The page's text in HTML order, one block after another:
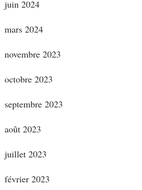
juin 2024
mars 2024
novembre 2023
octobre 2023
septembre 2023
août 2023
juillet 2023
février 2023